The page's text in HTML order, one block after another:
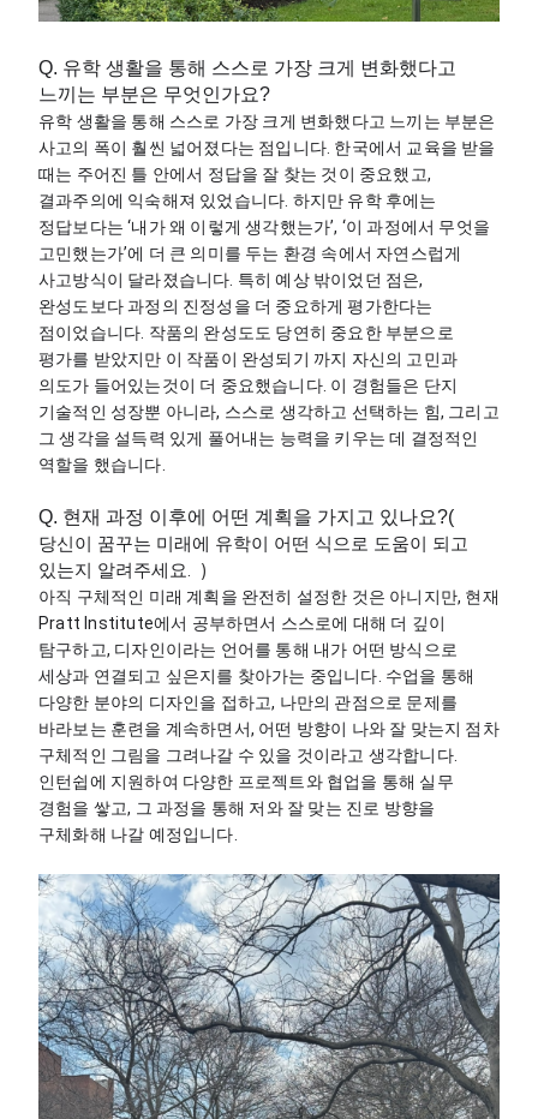
Q. 유학 생활을 통해 스스로 가장 크게 변화했다고
느끼는 부분은 무엇인가요?
유학 생활을 통해 스스로 가장 크게 변화했다고 느끼는 부분은
사고의 폭이 훨씬 넓어졌다는 점입니다. 한국에서 교육을 받을
때는 주어진 틀 안에서 정답을 잘 찾는 것이 중요했고,
결과주의에 익숙해져 있었습니다. 하지만 유학 후에는
정답보다는 ‘내가 왜 이렇게 생각했는가’, ‘이 과정에서 무엇을
고민했는가’에 더 큰 의미를 두는 환경 속에서 자연스럽게
사고방식이 달라졌습니다. 특히 예상 밖이었던 점은,
완성도보다 과정의 진정성을 더 중요하게 평가한다는
점이었습니다. 작품의 완성도도 당연히 중요한 부분으로
평가를 받았지만 이 작품이 완성되기 까지 자신의 고민과
의도가 들어있는것이 더 중요했습니다. 이 경험들은 단지
기술적인 성장뿐 아니라, 스스로 생각하고 선택하는 힘, 그리고
그 생각을 설득력 있게 풀어내는 능력을 키우는 데 결정적인
역할을 했습니다.
Q. 현재 과정 이후에 어떤 계획을 가지고 있나요?(
당신이 꿈꾸는 미래에 유학이 어떤 식으로 도움이 되고
있는지 알려주세요. )
아직 구체적인 미래 계획을 완전히 설정한 것은 아니지만, 현재
Pratt Institute에서 공부하면서 스스로에 대해 더 깊이
탐구하고, 디자인이라는 언어를 통해 내가 어떤 방식으로
세상과 연결되고 싶은지를 찾아가는 중입니다. 수업을 통해
다양한 분야의 디자인을 접하고, 나만의 관점으로 문제를
바라보는 훈련을 계속하면서, 어떤 방향이 나와 잘 맞는지 점차
구체적인 그림을 그려나갈 수 있을 것이라고 생각합니다.
인턴쉽에 지원하여 다양한 프로젝트와 협업을 통해 실무
경험을 쌓고, 그 과정을 통해 저와 잘 맞는 진로 방향을
구체화해 나갈 예정입니다.